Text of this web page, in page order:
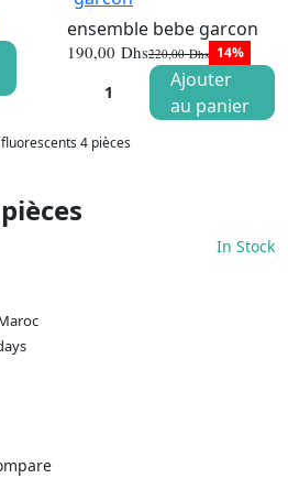
ensemble bebe garcon
220,00Dhs
Le
prix
initial
était :
190,00 Dhs
Le
prix
actuel
est :
14%
Ajouter
au panier
fluorescents 4 pièces
In Stock